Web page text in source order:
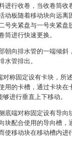
进行收卷，当收卷筒收
动板随着移动块向远离
号夹紧盘与一号夹紧盘
筒进行快速更换。
朝向排水管的一端倾斜
水管排出。
对称固定设有卡块，所
用的卡槽，通过卡块在
进行垂直上下移动。
底端对称固定设有导向
块配合使用的导向槽，
使移动块在移动槽内进